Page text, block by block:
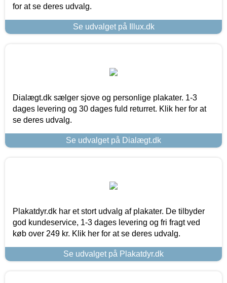
for at se deres udvalg.
Se udvalget på Illux.dk
Dialægt.dk sælger sjove og personlige plakater. 1-3
dages levering og 30 dages fuld returret. Klik her for at
se deres udvalg.
Se udvalget på Dialægt.dk
Plakatdyr.dk har et stort udvalg af plakater. De tilbyder
god kundeservice, 1-3 dages levering og fri fragt ved
køb over 249 kr. Klik her for at se deres udvalg.
Se udvalget på Plakatdyr.dk